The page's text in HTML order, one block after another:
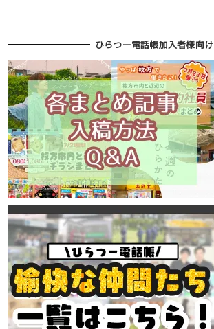
ひらつー電話帳加入者様向け